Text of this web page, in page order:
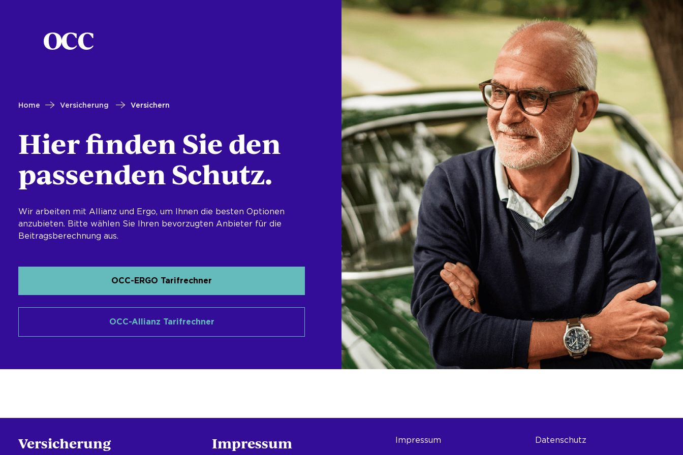
Home Versicherung Versichern
Hier finden Sie den
passenden Schutz.
Wir arbeiten mit Allianz und Ergo, um Ihnen die besten Optionen
anzubieten. Bitte wählen Sie Ihren bevorzugten Anbieter für die
Beitragsberechnung aus.
OCC-ERGO Tarifrechner
OCC-Allianz Tarifrechner
Versicherung Impressum Impressum Datenschutz